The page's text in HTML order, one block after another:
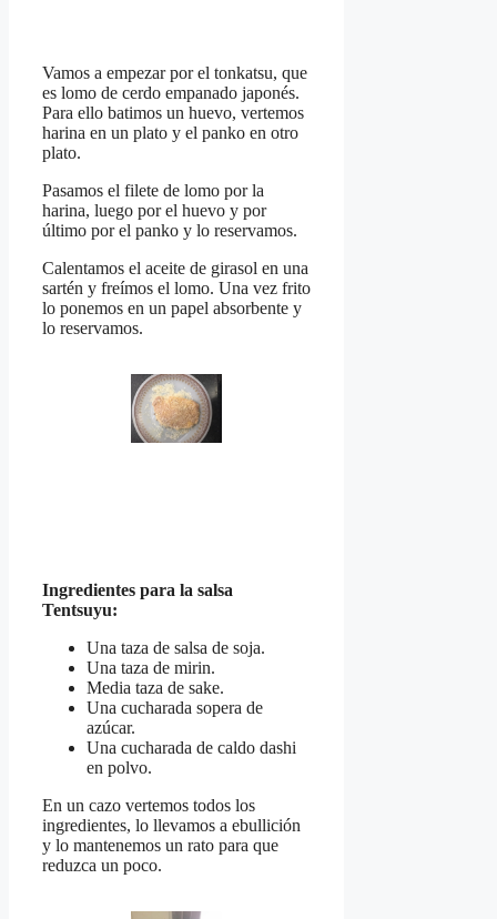
Vamos a empezar por el tonkatsu, que
es lomo de cerdo empanado japonés.
Para ello batimos un huevo, vertemos
harina en un plato y el panko en otro
plato.
Pasamos el filete de lomo por la
harina, luego por el huevo y por
último por el panko y lo reservamos.
Calentamos el aceite de girasol en una
sartén y freímos el lomo. Una vez frito
lo ponemos en un papel absorbente y
lo reservamos.
Ingredientes para la salsa
Tentsuyu:
Una taza de salsa de soja.
Una taza de mirin.
Media taza de sake.
Una cucharada sopera de
azúcar.
Una cucharada de caldo dashi
en polvo.
En un cazo vertemos todos los
ingredientes, lo llevamos a ebullición
y lo mantenemos un rato para que
reduzca un poco.